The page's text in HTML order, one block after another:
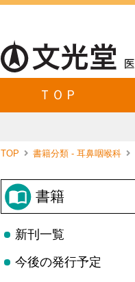
ＴＯＰ
TOP 書籍分類 - 耳鼻咽喉科
書籍
新刊一覧
今後の発行予定